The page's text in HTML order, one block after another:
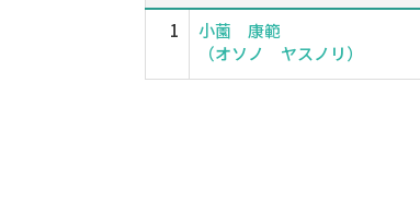
1
小薗 康範
（オソノ ヤスノリ）